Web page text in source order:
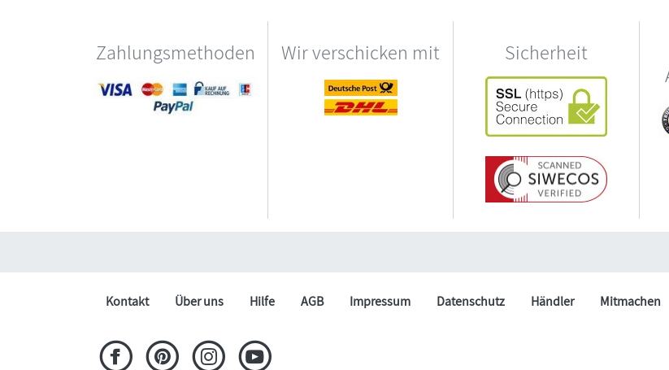
Zahlungsmethoden Wir verschicken mit Sicherheit
Kontakt Über uns Hilfe AGB Impressum Datenschutz Händler Mitmachen